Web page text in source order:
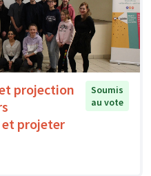
projection
projeter
Soumis
au vote